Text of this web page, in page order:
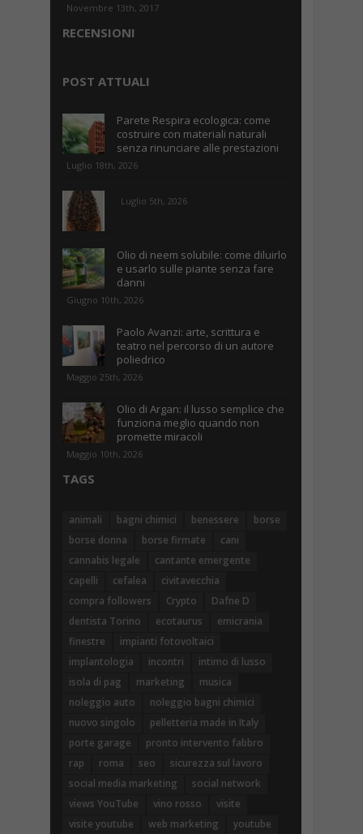
Novembre 13th, 2017
RECENSIONI
POST ATTUALI
Parete Respira ecologica: come
costruire con materiali naturali
senza rinunciare alle prestazioni
Luglio 18th, 2026
Luglio 5th, 2026
Olio di neem solubile: come diluirlo
e usarlo sulle piante senza fare
danni
Giugno 10th, 2026
Paolo Avanzi: arte, scrittura e
teatro nel percorso di un autore
poliedrico
Maggio 25th, 2026
Olio di Argan: il lusso semplice che
funziona meglio quando non
promette miracoli
Maggio 10th, 2026
TAGS
animali bagni chimici benessere
borse
borse donna
borse firmate
cani
cannabis legale
cantante emergente
capelli
cefalea
civitavecchia
compra followers
Crypto
Dafne D
dentista Torino
ecotaurus
emicrania
finestre
impianti fotovoltaici
implantologia
incontri
intimo di lusso
isola di pag
marketing
musica
noleggio auto
noleggio bagni chimici
nuovo singolo
pelletteria made in Italy
porte garage
pronto intervento fabbro
rap
roma seo
sicurezza sul lavoro
social media marketing
social network
views YouTube
vino rosso
visite
visite youtube
web marketing youtube